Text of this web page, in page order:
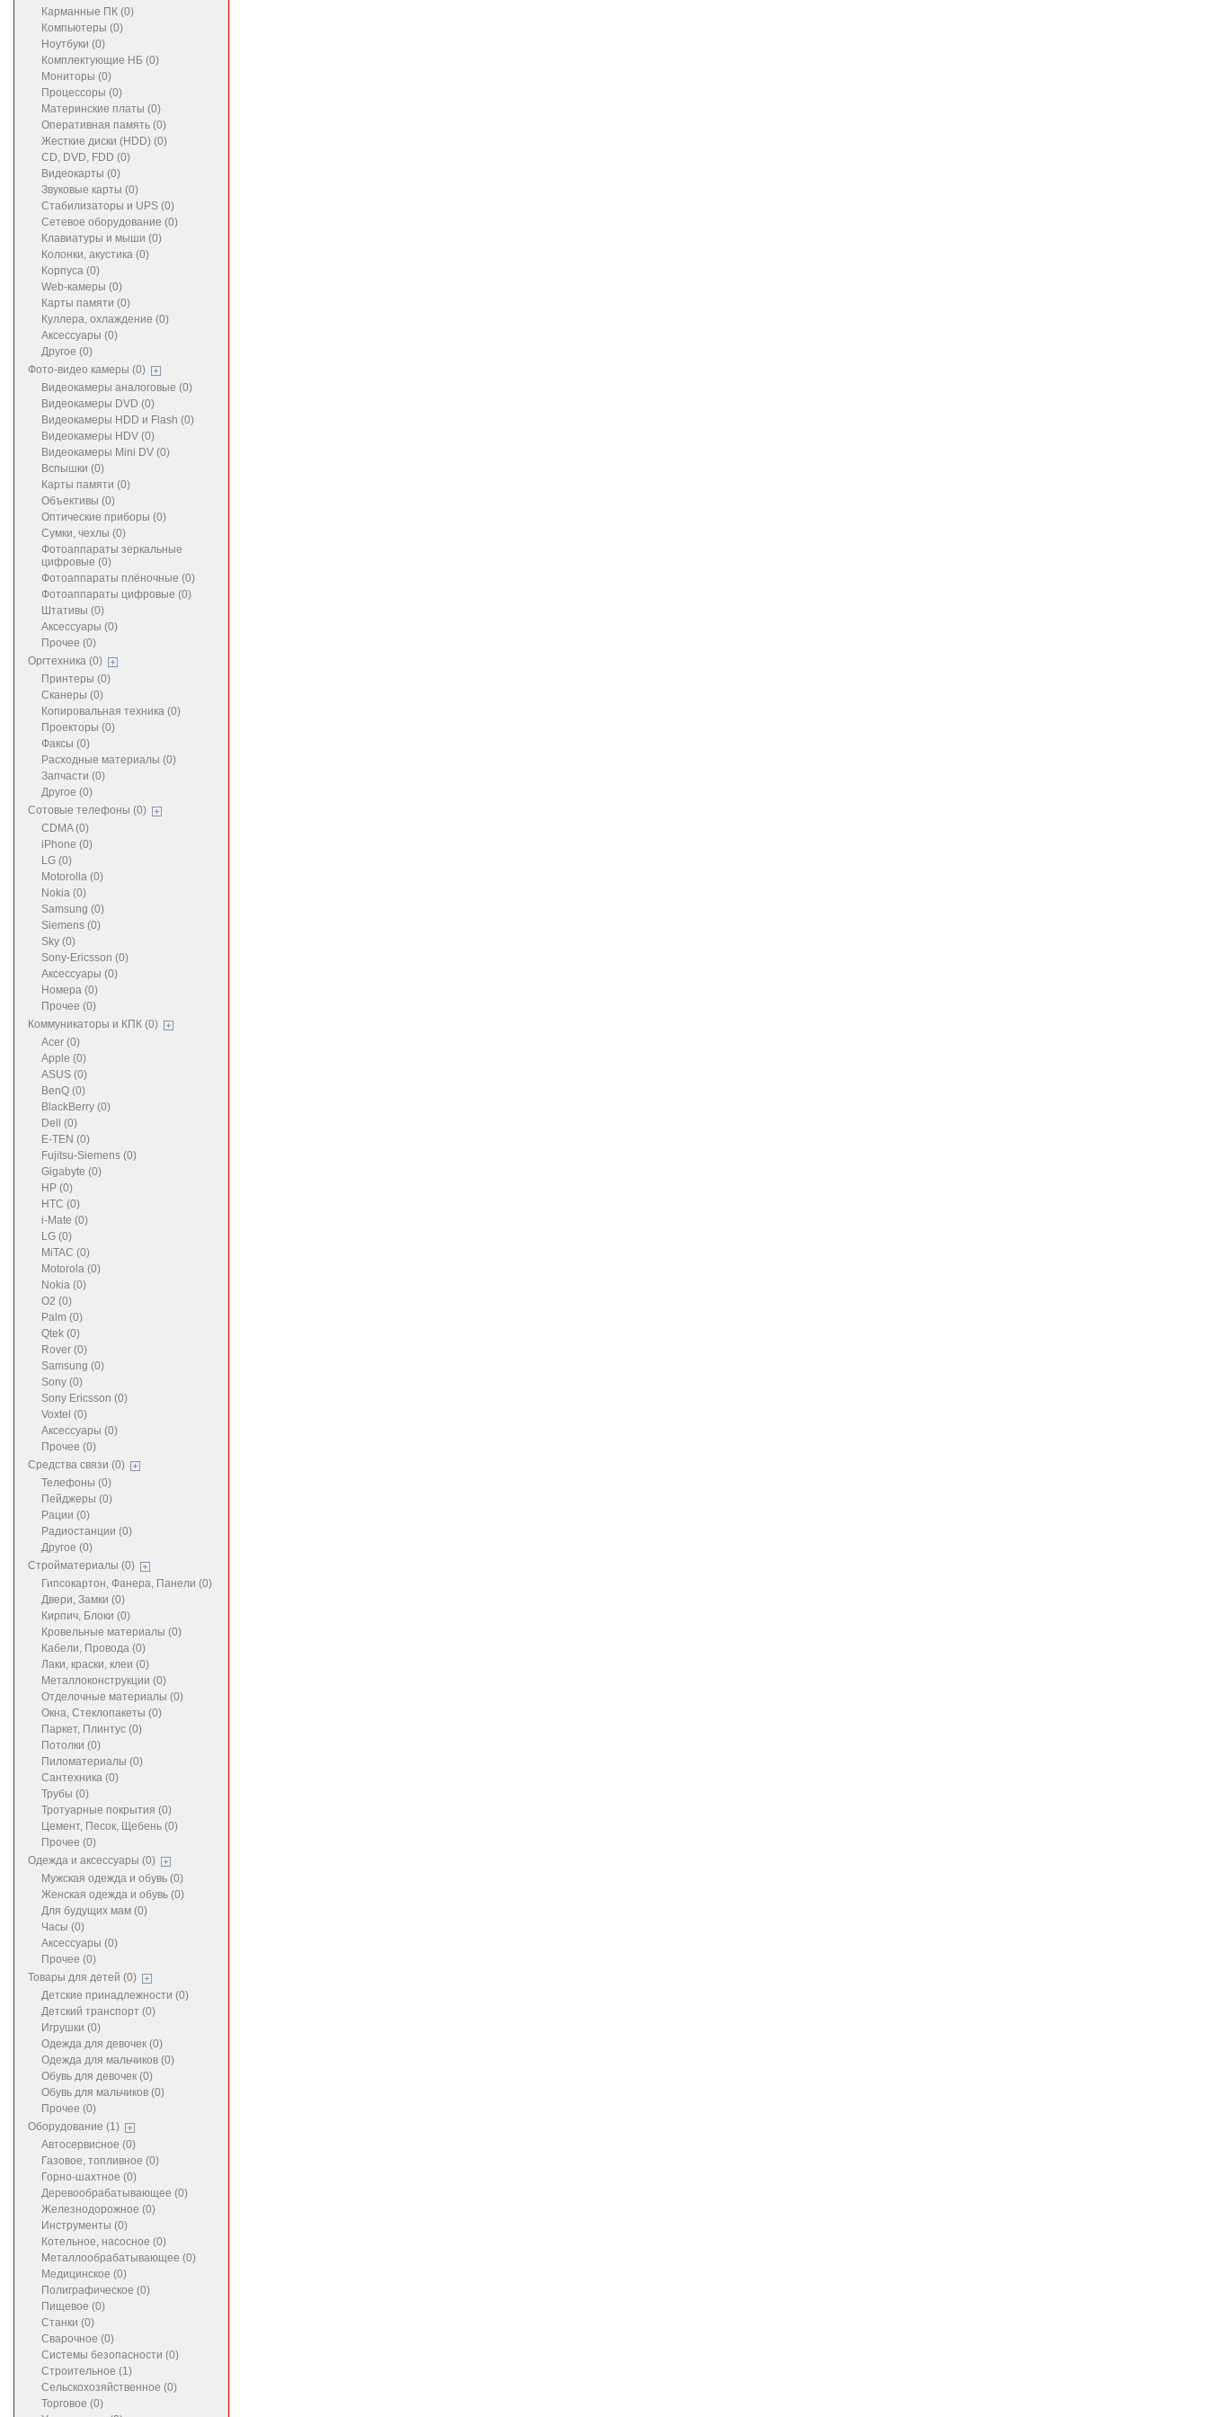
Карманные ПК (0)
Компьютеры (0)
Ноутбуки (0)
Комплектующие НБ (0)
Мониторы (0)
Процессоры (0)
Материнские платы (0)
Оперативная память (0)
Жесткие диски (HDD) (0)
CD, DVD, FDD (0)
Видеокарты (0)
Звуковые карты (0)
Стабилизаторы и UPS (0)
Сетевое оборудование (0)
Клавиатуры и мыши (0)
Колонки, акустика (0)
Корпуса (0)
Web-камеры (0)
Карты памяти (0)
Куллера, охлаждение (0)
Аксессуары (0)
Другое (0)
Фото-видео камеры (0)
Видеокамеры аналоговые (0)
Видеокамеры DVD (0)
Видеокамеры HDD и Flash (0)
Видеокамеры HDV (0)
Видеокамеры Mini DV (0)
Вспышки (0)
Карты памяти (0)
Объективы (0)
Оптические приборы (0)
Сумки, чехлы (0)
Фотоаппараты зеркальные
цифровые (0)
Фотоаппараты плёночные (0)
Фотоаппараты цифровые (0)
Штативы (0)
Аксессуары (0)
Прочее (0)
Оргтехника (0)
Принтеры (0)
Сканеры (0)
Копировальная техника (0)
Проекторы (0)
Факсы (0)
Расходные материалы (0)
Запчасти (0)
Другое (0)
Сотовые телефоны (0)
CDMA (0)
iPhone (0)
LG (0)
Motorolla (0)
Nokia (0)
Samsung (0)
Siemens (0)
Sky (0)
Sony-Ericsson (0)
Аксессуары (0)
Номера (0)
Прочее (0)
Коммуникаторы и КПК (0)
Acer (0)
Apple (0)
ASUS (0)
BenQ (0)
BlackBerry (0)
Dell (0)
E-TEN (0)
Fujitsu-Siemens (0)
Gigabyte (0)
HP (0)
HTC (0)
i-Mate (0)
LG (0)
MiTAC (0)
Motorola (0)
Nokia (0)
O2 (0)
Palm (0)
Qtek (0)
Rover (0)
Samsung (0)
Sony (0)
Sony Ericsson (0)
Voxtel (0)
Аксессуары (0)
Прочее (0)
Средства связи (0)
Телефоны (0)
Пейджеры (0)
Рации (0)
Радиостанции (0)
Другое (0)
Стройматериалы (0)
Гипсокартон, Фанера, Панели (0)
Двери, Замки (0)
Кирпич, Блоки (0)
Кровельные материалы (0)
Кабели, Провода (0)
Лаки, краски, клеи (0)
Металлоконструкции (0)
Отделочные материалы (0)
Окна, Стеклопакеты (0)
Паркет, Плинтус (0)
Потолки (0)
Пиломатериалы (0)
Сантехника (0)
Трубы (0)
Тротуарные покрытия (0)
Цемент, Песок, Щебень (0)
Прочее (0)
Одежда и аксессуары (0)
Мужская одежда и обувь (0)
Женская одежда и обувь (0)
Для будущих мам (0)
Часы (0)
Аксессуары (0)
Прочее (0)
Товары для детей (0)
Детские принадлежности (0)
Детский транспорт (0)
Игрушки (0)
Одежда для девочек (0)
Одежда для мальчиков (0)
Обувь для девочек (0)
Обувь для мальчиков (0)
Прочее (0)
Оборудование (1)
Автосервисное (0)
Газовое, топливное (0)
Горно-шахтное (0)
Деревообрабатывающее (0)
Железнодорожное (0)
Инструменты (0)
Котельное, насосное (0)
Металлообрабатывающее (0)
Медицинское (0)
Полиграфическое (0)
Пищевое (0)
Станки (0)
Сварочное (0)
Системы безопасности (0)
Строительное (1)
Сельскохозяйственное (0)
Торговое (0)